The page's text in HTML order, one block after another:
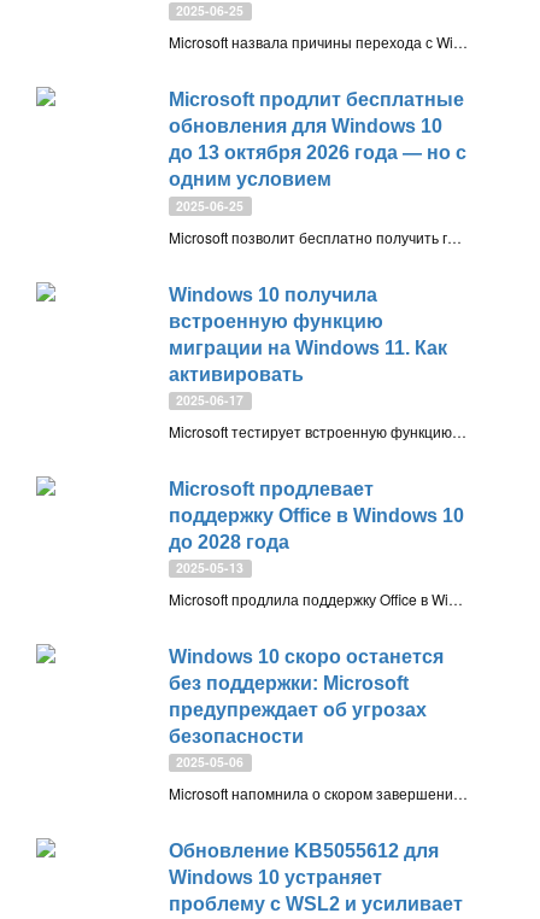
2025-06-25
Microsoft назвала причины перехода с Windows 10 на Windows 11: улучшенная безопасность, ускоренные обновления, новый интерфейс, функции доступности и ИИ. Также доступна бесплатная программа расширенной поддержки при использовании резервного копирования Windows
Microsoft продлит бесплатные
обновления для Windows 10
до 13 октября 2026 года — но с
одним условием
2025-06-25
Microsoft позволит бесплатно получить год продлённой поддержки Windows 10, если включить облачное резервное копирование через «Программу архивации данных» с помощью вашей учетной записи Microsoft. Также доступны платная подписка на расширенные обновления безопасности (ESU) за \$30
Windows 10 получила
встроенную функцию
миграции на Windows 11. Как
активировать
2025-06-17
Microsoft тестирует встроенную функцию миграции с Windows 10 на Windows 11 через приложение «Программа архивации данных». Инструмент «Передача сведений на новый компьютер» позволяет переносить файлы и настройки между ПК по сети и должен упростить переход на новую систему
Microsoft продлевает
поддержку Office в Windows 10
до 2028 года
2025-05-13
Microsoft продлила поддержку Office в Windows 10 до октября 2028 года. Обновления безопасности будут поступать ещё три года после окончания поддержки ОС, чтобы упростить переход пользователей и организаций на Windows 11
Windows 10 скоро останется
без поддержки: Microsoft
предупреждает об угрозах
безопасности
2025-05-06
Microsoft напомнила о скором завершении поддержки Windows 10 — с 14 октября 2025 года система больше не будет получать обновления безопасности. Пользователям предлагают перейти на Windows 11, купить новый ПК или оформить платные обновления ESU
Обновление KB5055612 для
Windows 10 устраняет
проблему с WSL2 и усиливает